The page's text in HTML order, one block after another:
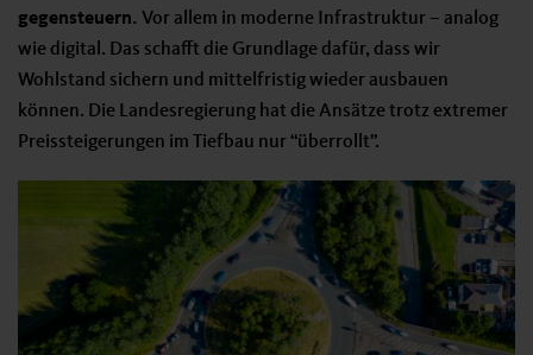
gegensteuern. Vor allem in moderne Infrastruktur – analog
wie digital. Das schafft die Grundlage dafür, dass wir
Wohlstand sichern und mittelfristig wieder ausbauen
können. Die Landesregierung hat die Ansätze trotz extremer
Preissteigerungen im Tiefbau nur “überrollt”.